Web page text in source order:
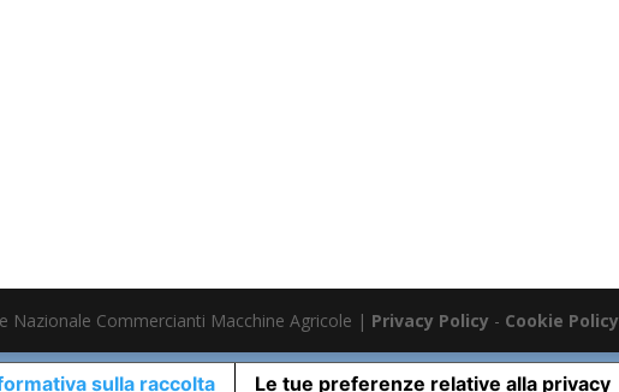
Nazionale Commercianti Macchine Agricole | Privacy Policy - Cookie Policy
sulla raccolta Le tue preferenze relative alla privacy